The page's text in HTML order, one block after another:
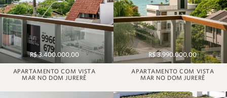
R$ 3.400.000,00
APARTAMENTO COM VISTA
MAR NO DOM JURERÊ
R$ 3.990.000,00
APARTAMENTO COM VISTA
MAR NO DOM JURERÊ